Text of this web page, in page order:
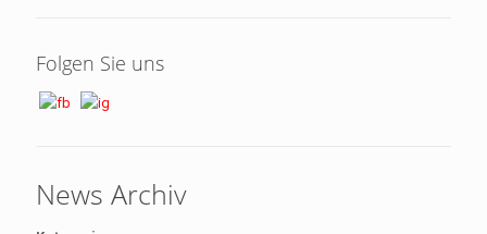
Folgen Sie uns
News Archiv